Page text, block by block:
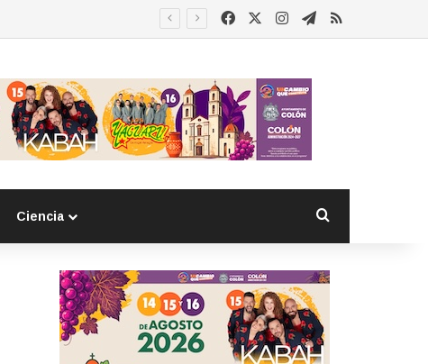
FacebookInstagram
Telegram
RSS
Ciencia